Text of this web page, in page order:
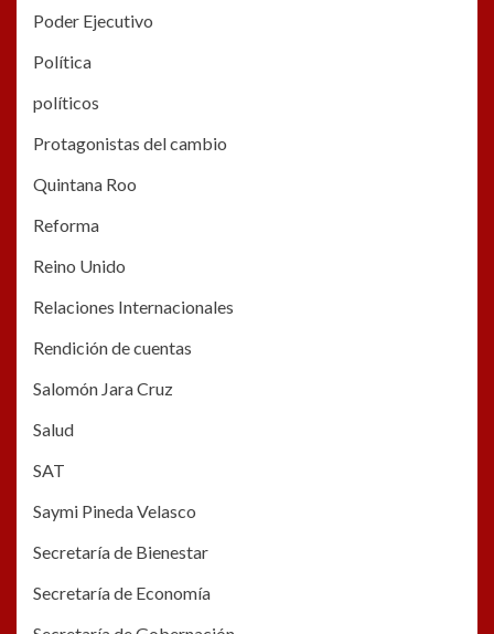
Poder Ejecutivo
Política
políticos
Protagonistas del cambio
Quintana Roo
Reforma
Reino Unido
Relaciones Internacionales
Rendición de cuentas
Salomón Jara Cruz
Salud
SAT
Saymi Pineda Velasco
Secretaría de Bienestar
Secretaría de Economía